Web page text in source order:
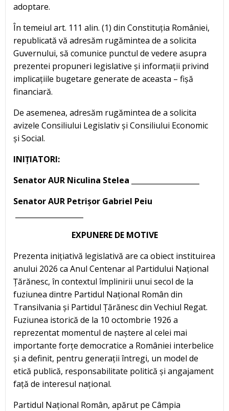
adoptare.
În temeiul art. 111 alin. (1) din Constituția României,
republicată vă adresăm rugămintea de a solicita
Guvernului, să comunice punctul de vedere asupra
prezentei propuneri legislative și informații privind
implicațiile bugetare generate de aceasta – fișă
financiară.
De asemenea, adresăm rugămintea de a solicita
avizele Consiliului Legislativ și Consiliului Economic
și Social.
INIȚIATORI:
Senator AUR Niculina Stelea ___________________
Senator AUR Petrișor Gabriel Peiu
EXPUNERE DE MOTIVE
Prezenta inițiativă legislativă are ca obiect instituirea
anului 2026 ca Anul Centenar al Partidului Național
Țărănesc, în contextul împlinirii unui secol de la
fuziunea dintre Partidul Național Român din
Transilvania și Partidul Țărănesc din Vechiul Regat.
Fuziunea istorică de la 10 octombrie 1926 a
reprezentat momentul de naștere al celei mai
importante forțe democratice a României interbelice
și a definit, pentru generații întregi, un model de
etică publică, responsabilitate politică și angajament
față de interesul național.
Partidul Național Român, apărut pe Câmpia